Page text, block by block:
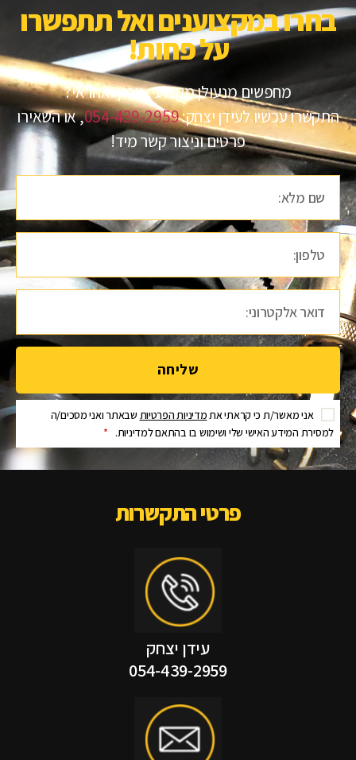
בחרו במקצוענים ואל תתפשרו
על פחות!​
מחפשים מנעולן מקצועי, אמין ואחראי?
התקשרו עכשיו לעידן יצחק:054-439-2959, או השאירו
פרטים וניצור קשר מיד!
שליחה
אני מאשר/ת כי קראתי אתמדיניות הפרטיות שבאתר ואני מסכים/ה
למסירת המידע האישי שלי ושימוש בו בהתאם למדיניות. *
פרטי התקשרות
עידן יצחק
054-439-2959